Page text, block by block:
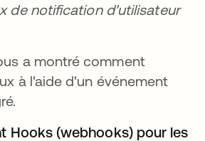
de notification d'utilisateur
a montré comment
à l'aide d'un événement
Hooks (webhooks) pour les